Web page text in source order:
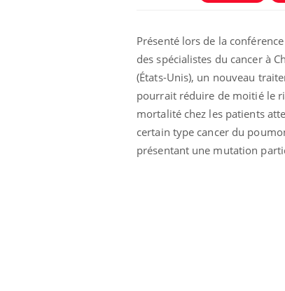
Présenté lors de la
des spécialistes du cancer à
(États-Unis), un nouveau
pourrait réduire de moitié le
mortalité chez les patients
certain type cancer du
présentant une mutation
Eczéma Chronique des Mains :
expliquer ma maladieYoutube
Il y a des sujets qui sont faciles à
d'autres non ! D'un côté, poser des
questions sur la maladie d'un proche c'est